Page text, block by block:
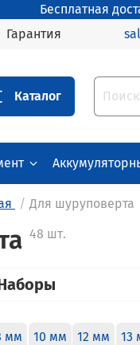
Бесплатная
Гарантия
Каталог
Для шуруповерта
48 шт.
мм 10 мм 12 мм 13